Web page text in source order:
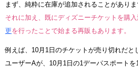
まず、純粋に在庫が追加されることがありま
それに加え、既にディズニーチケットを購
更を行ったことで始まる再販もあります。
例えば、10月1日のチケットが売り切れだと
ユーザーAが、10月1日の1デーパスポートを